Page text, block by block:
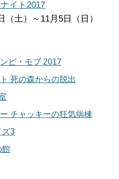
イト2017
土）～11月5日（日）
ビ・モブ 2017
死の森からの脱出
チャッキーの狂気病棟
ズ3
館